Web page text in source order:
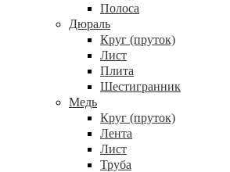
Полоса
Дюраль
Круг (пруток)
Лист
Плита
Шестигранник
Медь
Круг (пруток)
Лента
Лист
Труба